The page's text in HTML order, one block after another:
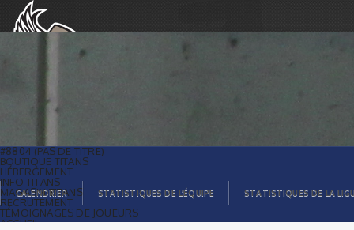
IMG_3238 | Titans de témiscaming
#8804 (PAS DE TITRE)
BOUTIQUE TITANS
HÉBERGEMENT
INFO TITANS
MAGASIN TITANS
RECRUTEMENT
TÉMOIGNAGES DE JOUEURS
ACCUEIL
CALENDRIER STATISTIQUES DE L’ÉQUIPE STATISTIQUES DE LA